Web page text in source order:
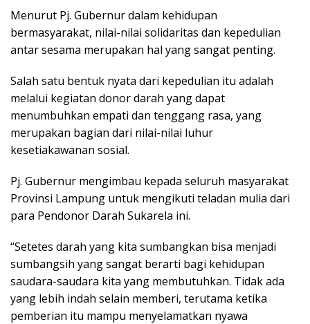
Menurut Pj. Gubernur dalam kehidupan
bermasyarakat, nilai-nilai solidaritas dan kepedulian
antar sesama merupakan hal yang sangat penting.
Salah satu bentuk nyata dari kepedulian itu adalah
melalui kegiatan donor darah yang dapat
menumbuhkan empati dan tenggang rasa, yang
merupakan bagian dari nilai-nilai luhur
kesetiakawanan sosial.
Pj. Gubernur mengimbau kepada seluruh masyarakat
Provinsi Lampung untuk mengikuti teladan mulia dari
para Pendonor Darah Sukarela ini.
“Setetes darah yang kita sumbangkan bisa menjadi
sumbangsih yang sangat berarti bagi kehidupan
saudara-saudara kita yang membutuhkan. Tidak ada
yang lebih indah selain memberi, terutama ketika
pemberian itu mampu menyelamatkan nyawa